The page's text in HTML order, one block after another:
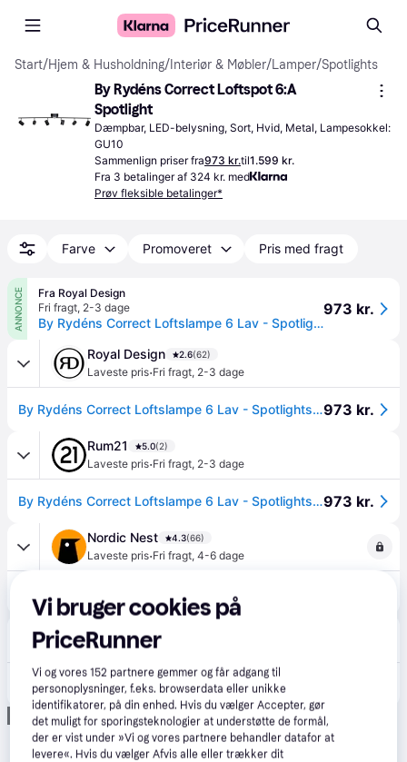
Start/Hjem & Husholdning/ Interiør & Møbler/Lamper/Spotlights
By Rydéns Correct Loftspot 6:A
Spotlight
Dæmpbar, LED-belysning, Sort, Hvid, Metal, Lampesokkel:
GU10
Sammenlign priser fra973 kr.til1.599 kr.
Fra 3 betalinger af 324 kr. med
Prøv fleksible betalinger*
Farve Promoveret Pris med fragt
ANNONCE
Fra Royal Design
Fri fragt, 2-3 dage
By Rydéns Correct Loftslampe 6 Lav - Spotlights Metal Sort - 4202100-4002.
973 kr.
Royal Design 2.6(62)
Laveste pris·Fri fragt, 2-3 dage
By Rydéns Correct Loftslampe 6 Lav - Spotlights Metal Sort - 4202100-4002.973 kr.
Rum21 5.0(2)
Laveste pris·Fri fragt, 2-3 dage
By Rydéns Correct Loftslampe 6 Lav - Spotlights Metal Sort - 4202100-4002.973 kr.
Nordic Nest 4.3(66)
Laveste pris·Fri fragt, 4-6 dage
Boozt
Fri fragt, 1-2 dage
Annonce
Vi bruger cookies på
PriceRunner
Vi og vores152 partnere gemmer og får adgang til
personoplysninger, f.eks. browserdata eller unikke
identifikatorer, på din enhed. Hvis du vælger Accepter, gør
det muligt for sporingsteknologier at understøtte de formål,
der er vist under »Vi og vores partnere behandler datafor at
levere«. Hvis du vælger Afvis alle eller trækker dit